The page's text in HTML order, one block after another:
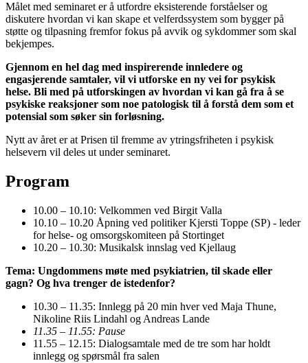
Målet med seminaret er å utfordre eksisterende forståelser og
diskutere hvordan vi kan skape et velferdssystem som bygger på
støtte og tilpasning fremfor fokus på avvik og sykdommer som skal
bekjempes.
Gjennom en hel dag med inspirerende innledere og
engasjerende samtaler, vil vi utforske en ny vei for psykisk
helse. Bli med på utforskingen av hvordan vi kan gå fra å se
psykiske reaksjoner som noe patologisk til å forstå dem som et
potensial som søker sin forløsning.
Nytt av året er at Prisen til fremme av ytringsfriheten i psykisk
helsevern vil deles ut under seminaret.
Program
10.00 – 10.10: Velkommen ved Birgit Valla
10.10 – 10.20 Åpning ved politiker Kjersti Toppe (SP) - leder
for helse- og omsorgskomiteen på Stortinget
10.20 – 10.30: Musikalsk innslag ved Kjellaug
Tema: Ungdommens møte med psykiatrien, til skade eller
gagn? Og hva trenger de istedenfor?
10.30 – 11.35: Innlegg på 20 min hver ved Maja Thune,
Nikoline Riis Lindahl og Andreas Lande
11.35 – 11.55: Pause
11.55 – 12.15: Dialogsamtale med de tre som har holdt
innlegg og spørsmål fra salen